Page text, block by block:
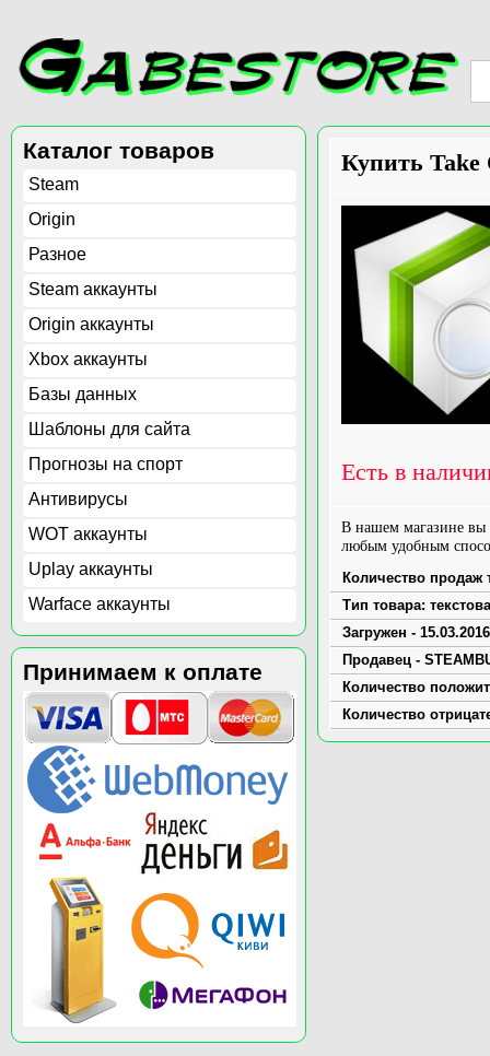
Каталог товаров
Steam
Origin
Разное
Steam аккаунты
Origin аккаунты
Xbox аккаунты
Базы данных
Шаблоны для сайта
Прогнозы на спорт
Антивирусы
WOT аккаунты
Uplay аккаунты
Warface аккаунты
Принимаем к оплате
Купить Take
Есть в
В нашем магазине
любым удобным
Количество продаж
Тип товара:
Загружен -
Продавец -
Количество
Количество